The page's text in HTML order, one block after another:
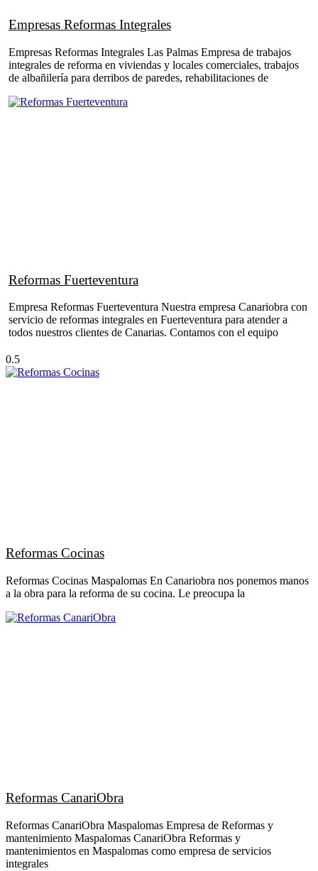
Empresas Reformas Integrales
Empresas Reformas Integrales Las Palmas Empresa de trabajos
integrales de reforma en viviendas y locales comerciales, trabajos
de albañilería para derribos de paredes, rehabilitaciones de
Reformas Fuerteventura
Empresa Reformas Fuerteventura Nuestra empresa Canariobra con
servicio de reformas integrales en Fuerteventura para atender a
todos nuestros clientes de Canarias. Contamos con el equipo
Reformas Cocinas
Reformas Cocinas Maspalomas En Canariobra nos ponemos manos
a la obra para la reforma de su cocina. Le preocupa la
Reformas CanariObra
Reformas CanariObra Maspalomas Empresa de Reformas y
mantenimiento Maspalomas CanariObra Reformas y
mantenimientos en Maspalomas como empresa de servicios
integrales